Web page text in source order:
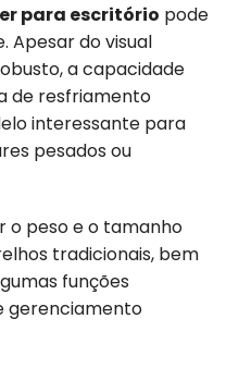
para escritório pode
Apesar do visual
a capacidade
de resfriamento
interessante para
pesados ou
o peso e o tamanho
tradicionais, bem
funções
gerenciamento